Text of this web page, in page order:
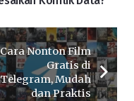
Cara Nonton Film
Gratis di
Telegram, Mudah
dan Praktis